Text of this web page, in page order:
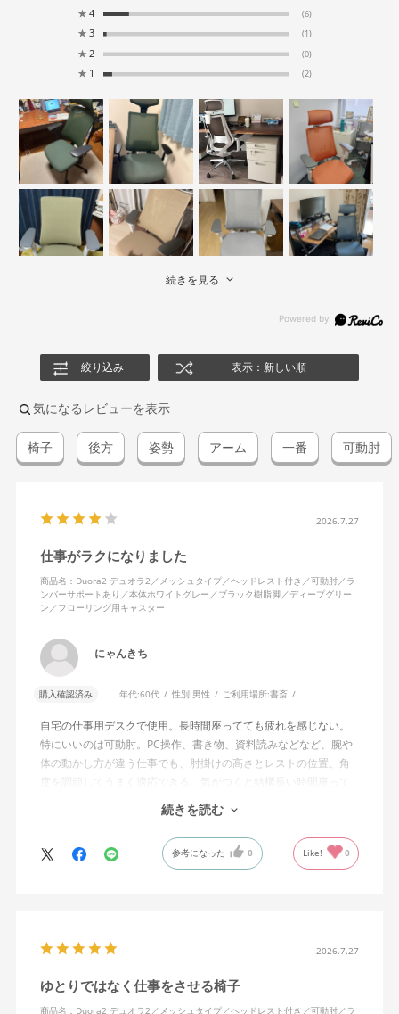
★ 4 (6)
★ 3 (1)
★ 2 (0)
★ 1 (2)
続きを見る
絞り込み 表示：新しい順
気になるレビューを表示
椅子 後方 姿勢 アーム 一番 可動肘
2026.7.27
仕事がラクになりました
商品名：Duora2 デュオラ2／メッシュタイプ／ヘッドレスト付き／可動肘／ラ
ンバーサポートあり／本体ホワイトグレー／ブラック樹脂脚／ディープグリー
ン／フローリング用キャスター
にゃんきち
購入確認済み 年代:60代 性別:男性 ご利用場所:書斎
自宅の仕事用デスクで使用。長時間座ってても疲れを感じない。
特にいいのは可動肘。PC操作、書き物、資料読みなどなど、腕や
体の動かし方が違う仕事でも、肘掛けの高さとレストの位置、角
度を調節してうまく適応できる。気がつくと結構長い時間座って
ランバーサポートは思ったよりやさしいサポート。従来使ってい
た骨盤サポートチェアよりも支える感じは緩やかだが、姿勢の崩
の夏の暑さを考えてメッシュを選んで正解。暑気が上がる2階の仕
ープグリーンも爽やかさを感じさせてGOOD。
続きを読む
参考になった 0 Like! 0
2026.7.27
ゆとりではなく仕事をさせる椅子
商品名：Duora2 デュオラ2／メッシュタイプ／ヘッドレスト付き／可動肘／ラ